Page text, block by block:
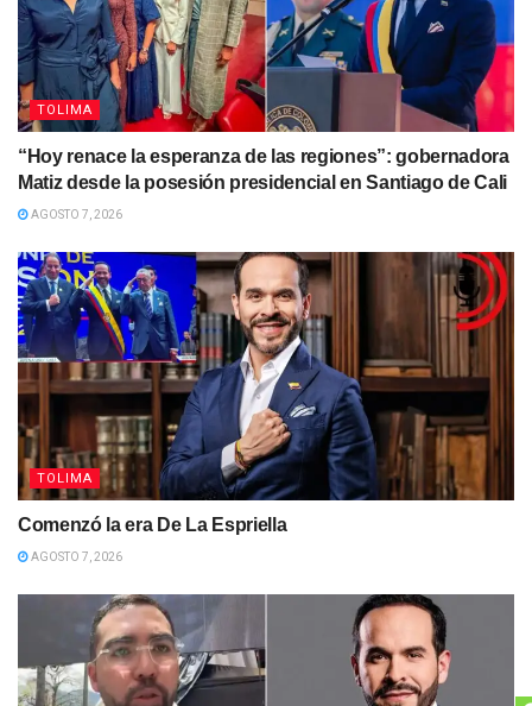
TOLIMA
“Hoy renace la esperanza de las regiones”: gobernadora
Matiz desde la posesión presidencial en Santiago de Cali
AGOSTO 7, 2026
TOLIMA
Comenzó la era De La Espriella
AGOSTO 7, 2026